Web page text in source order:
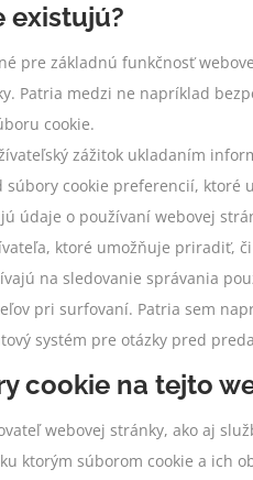
existujú?
pre základnú funkčnosť
Patria medzi ne napríklad
cookie.
zážitok ukladaním
cookie preferencií,
údaje o používaní webovej
ktoré umožňuje priradiť,
na sledovanie správania
pri surfovaní. Patria sem
systém pre otázky pred
cookie na tejto
webovej stránky, ako aj
ktorým súborom cookie a ich